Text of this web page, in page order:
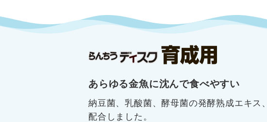
あらゆる金魚に沈んで食べやすい
納豆菌、乳酸菌、酵母菌の発酵熟成エキス
配合しました。